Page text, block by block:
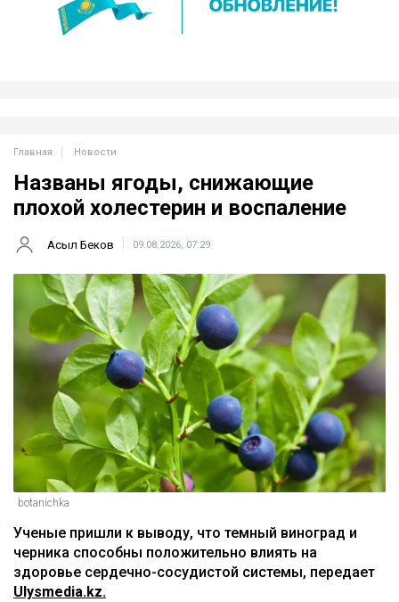
Главная Новости
Названы ягоды, снижающие
плохой холестерин и воспаление
Асыл Беков 09.08.2026, 07:29
botanichka
Ученые пришли к выводу, что темный виноград и
черника способны положительно влиять на
здоровье сердечно-сосудистой системы, передает
Ulysmedia.kz.